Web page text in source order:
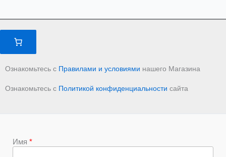
Ознакомьтесь с Правилами и условиями нашего Магазина
Ознакомьтесь с Политикой конфиденциальности сайта
Имя